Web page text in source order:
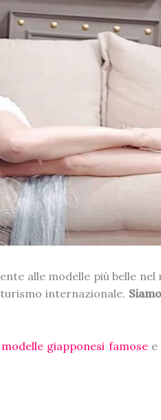
alle modelle più belle
internazionale.
modelle giapponesi famosee